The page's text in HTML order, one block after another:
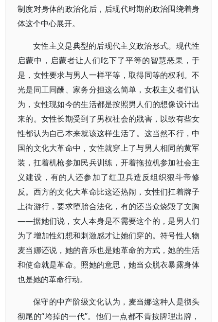
制度对身体的政治化后，后现代时期的政治围绕着身
体这个中心展开。
女性主义是典型的后现代主义政治形式。现代性
启蒙中，启蒙者让人们吃下了平等的智慧恶果，于
是，女性要求与男人一样平等，取得同等的权利。不
光是同工同酬、家务分担这么简单，女权主义者们认
为，女性现如今的生活都是按照男人们的想像设计出
来的。女性长期受到了男权社会的戕害，以致有些女
性都认为自己本来就该这样生活了。这当然不行，中
国的文化大革命中，女性就穿上了与男人相同的黄军
装，扛着机枪参加民兵训练，开着拖拉机参加社会主
义建设，有的人还参加了红卫兵造反组织狠斗帝修
反。西方的文化大革命比这还热闹，女性们扛着牌子
上街游行，要求堕胎合法化，有的还当众烧毁了文胸
——据她们说，女人本身是不需要这个的，是男人们
为了增加性幻想和刺激感才让她们穿的。符号性人物
麦当娜还说，她的音乐也是她革命的方式，她的生活
和使命就是革命。照她的意思，她当众脱衣暴露身体
也是她的革命行动。
保守的中产阶级文化认为，麦当娜这种人是彻头
彻尾的“垮掉的一代”。他们一点都不肯按牌理出牌，